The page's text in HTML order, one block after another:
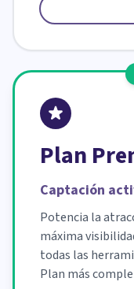
Plan
Captación
Potencia la
máxima
todas las
Plan más